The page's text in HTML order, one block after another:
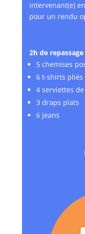
intervenant(e)
pour un rendu
2h de
5 chemises
6 t-shirts pliés
4 serviettes
3 draps plats
6 jeans